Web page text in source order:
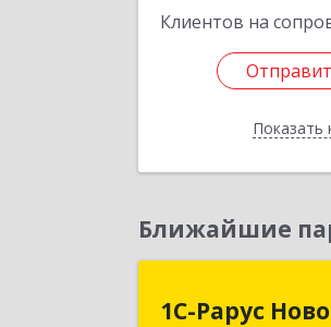
Клиентов на
Показать
Ближайшие
1С-Рарус
1С-